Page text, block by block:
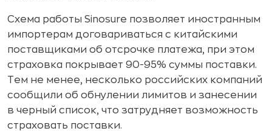
Схема работы Sinosure позволяет иностранным
импортерам договариваться с китайскими
поставщиками об отсрочке платежа, при этом
страховка покрывает 90-95% суммы поставки.
Тем не менее, несколько российских компаний
сообщили об обнулении лимитов и занесении
в черный список, что затрудняет возможность
страховать поставки.